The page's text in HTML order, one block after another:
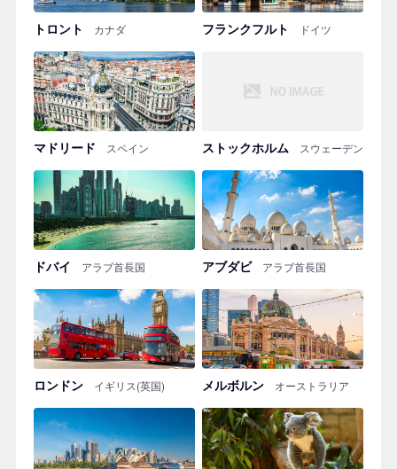
トロント カナダ フランクフルト ドイツ
マドリード スペイン ストックホルム スウェーデン
ドバイ アラブ首長国 アブダビ アラブ首長国
ロンドン イギリス(英国) メルボルン オーストラリア